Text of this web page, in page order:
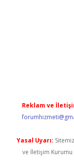
Reklam ve
Yasal Uyarı:
ve İletişim Kurumu